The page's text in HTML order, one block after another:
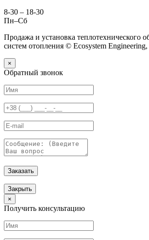
8-30 – 18-30
Пн–Сб
Продажа и установка теплотехнического
систем отопления © Ecosystem
×
Обратный звонок
Заказать
Закрыть
×
Получить консультацию